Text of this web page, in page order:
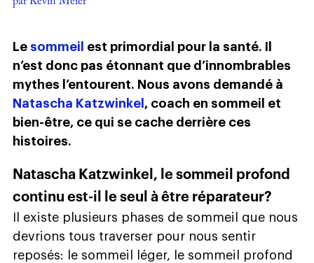
Le sommeil
est primordial pour la santé. Il
n’est donc pas étonnant que d’innombrables
mythes l’entourent. Nous avons demandé à
Natascha Katzwinkel , coach en sommeil et
bien-être, ce qui se cache derrière ces
histoires.
Natascha Katzwinkel, le sommeil profond
continu est-il le seul à être réparateur?
Il existe plusieurs phases de sommeil que nous
devrions tous traverser pour nous sentir
reposés: le sommeil léger, le sommeil profond